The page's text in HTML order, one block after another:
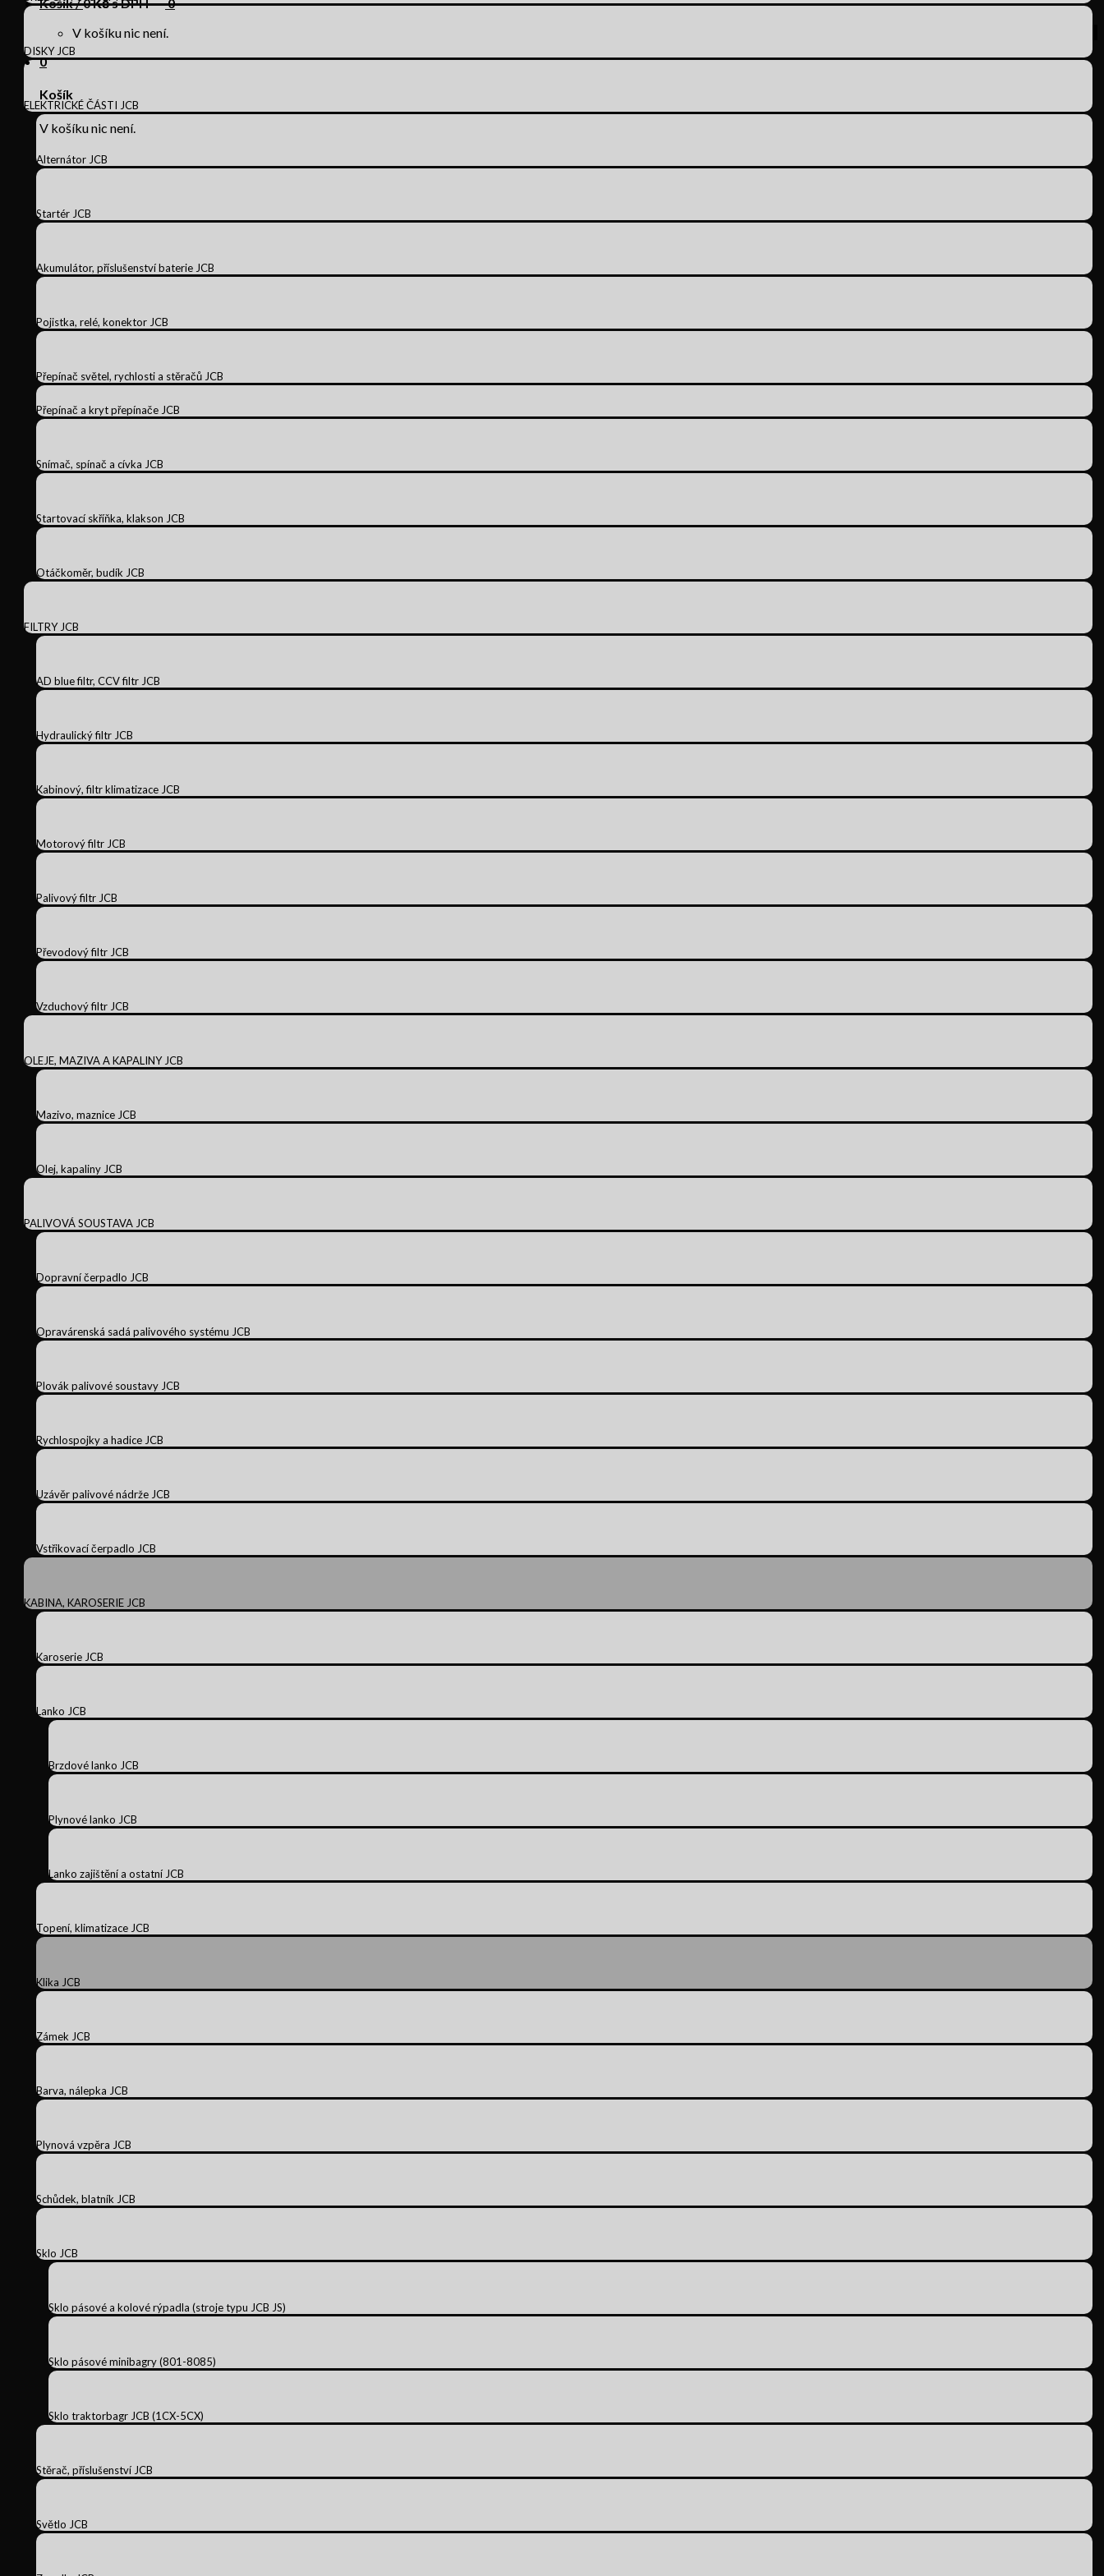
V košíku nic není.
0
Košík
V košíku nic není.
DISKY JCB
ELEKTRICKÉ ČÁSTI JCB
Alternátor JCB
Startér JCB
Akumulátor, příslušenství baterie JCB
Pojistka, relé, konektor JCB
Přepínač světel, rychlosti a stěračů JCB
Přepínač a kryt přepínače JCB
Snímač, spínač a cívka JCB
Startovací skříňka, klakson JCB
Otáčkoměr, budík JCB
FILTRY JCB
AD blue filtr, CCV filtr JCB
Hydraulický filtr JCB
Kabinový, filtr klimatizace JCB
Motorový filtr JCB
Palivový filtr JCB
Převodový filtr JCB
Vzduchový filtr JCB
OLEJE, MAZIVA A KAPALINY JCB
Mazivo, maznice JCB
Olej, kapaliny JCB
PALIVOVÁ SOUSTAVA JCB
Dopravní čerpadlo JCB
Opravárenská sadá palivového systému JCB
Plovák palivové soustavy JCB
Rychlospojky a hadice JCB
Uzávěr palivové nádrže JCB
Vstřikovací čerpadlo JCB
KABINA, KAROSERIE JCB
Karoserie JCB
Lanko JCB
Brzdové lanko JCB
Plynové lanko JCB
Lanko zajištění a ostatní JCB
Topení, klimatizace JCB
Klika JCB
Zámek JCB
Barva, nálepka JCB
Plynová vzpěra JCB
Schůdek, blatník JCB
Sklo JCB
Sklo pásové a kolové rýpadla (stroje typu JCB JS)
Sklo pásové minibagry (801-8085)
Sklo traktorbagr JCB (1CX-5CX)
Stěrač, příslušenství JCB
Světlo JCB